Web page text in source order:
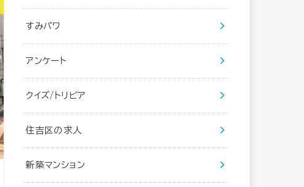
すみパワ
アンケート
クイズ/トリビア
住吉区の求人
新築マンション